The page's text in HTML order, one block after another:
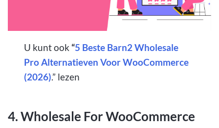
U kunt ook “5 Beste Barn2 Wholesale
Pro Alternatieven Voor WooCommerce
(2026).” lezen
4. Wholesale For WooCommerce